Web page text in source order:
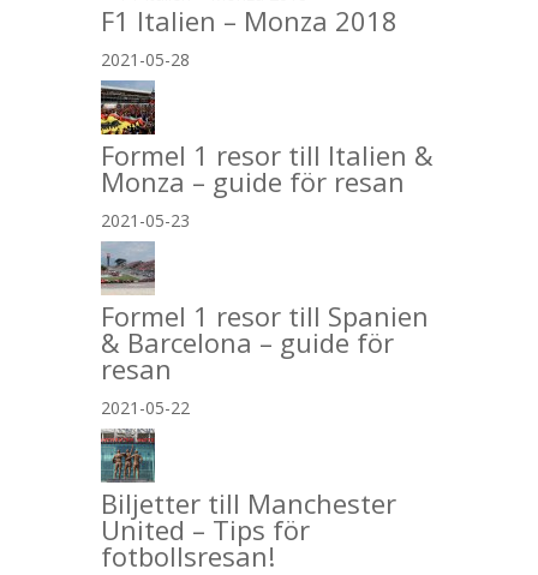
F1 Italien – Monza 2018
2021-05-28
Formel 1 resor till Italien &
Monza – guide för resan
2021-05-23
Formel 1 resor till Spanien
& Barcelona – guide för
resan
2021-05-22
Biljetter till Manchester
United – Tips för
fotbollsresan!